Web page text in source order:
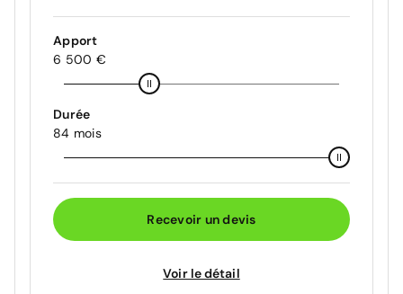
Apport
6 500 €
Durée
84 mois
Recevoir un devis
Voir le détail